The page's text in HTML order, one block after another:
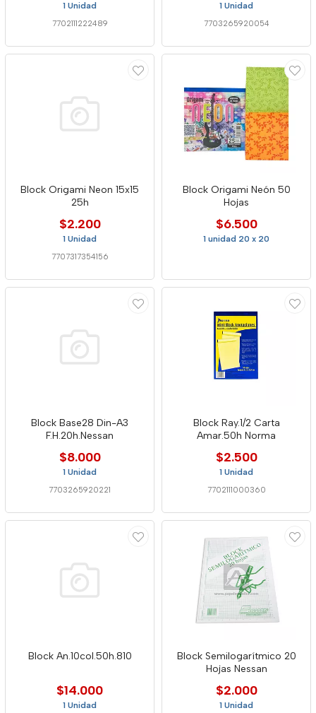
1 Unidad
7702111222489
1 Unidad
7703265920054
Block Origami Neon 15x15
25h
$2.200
1 Unidad
7707317354156
Block Origami Neón 50
Hojas
$6.500
1 unidad 20 x 20
Block Base28 Din-A3
F.H.20h.Nessan
$8.000
1 Unidad
7703265920221
Block Ray.1/2 Carta
Amar.50h Norma
$2.500
1 Unidad
7702111000360
Block An.10col.50h.810
$14.000
1 Unidad
Block Semilogarítmico 20
Hojas Nessan
$2.000
1 Unidad